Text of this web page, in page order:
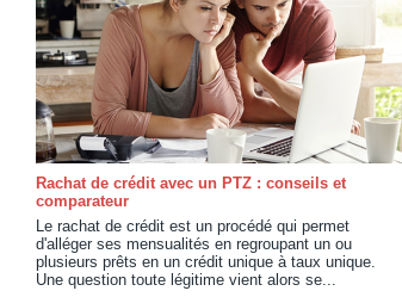
Rachat de crédit avec un PTZ : conseils et
comparateur
Le rachat de crédit est un procédé qui permet
d'alléger ses mensualités en regroupant un ou
plusieurs prêts en un crédit unique à taux unique.
Une question toute légitime vient alors se...